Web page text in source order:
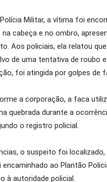
Militar, a vítima foi
cabeça e no ombro,
Aos policiais, ela relatou
de uma tentativa de roubo
foi atingida por golpes de
a corporação, a faca
quebrada durante a
o registro policial.
o suspeito foi localizado,
ao Plantão
à autoridade policial.